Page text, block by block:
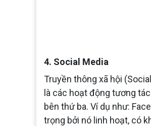
4. Social Media
Truyền thông xã hội
là các hoạt động tương
bên thứ ba. Ví dụ như:
trọng bởi nó linh hoạt, có